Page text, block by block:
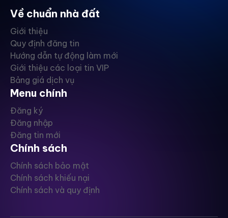
Về chuẩn nhà đất
Giới thiệu
Quy định đăng tin
Hướng dẫn tự động làm mới
Giới thiệu các loại tin VIP
Bảng giá dịch vụ
Menu chính
Đăng ký
Đăng nhập
Đăng tin mới
Chính sách
Chính sách bảo mật
Chính sách khiếu nại
Chính sách và quy định